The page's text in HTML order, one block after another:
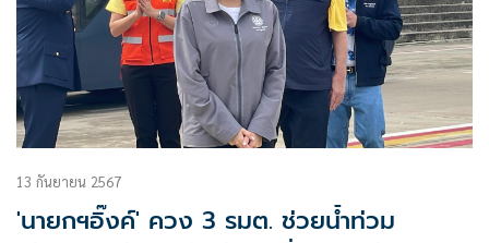
13 กันยายน 2567
'นายกฯอิ๊งค์' ควง 3 รมต. ช่วยน้ำท่วม